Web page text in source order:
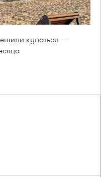
купаться —